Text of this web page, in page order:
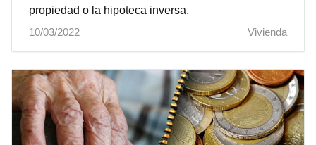
propiedad o la hipoteca inversa.
10/03/2022
Vivienda